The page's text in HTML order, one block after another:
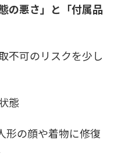
態の悪さ」と「付属品
不可のリスクを少し
態
形の顔や着物に修復